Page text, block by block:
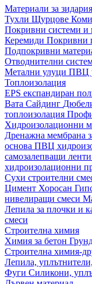
Материали за зидария
Тухли Щурцове
Покривни системи и
Керемиди Покривни
Подпокривни
Отводнителни
Метални улуци ПВЦ
Топлоизолация
EPS експандиран
Вата Сайдинг
топлоизолация
Хидроизолационни
Дренажна мембрана
основа ПВЦ
самозалепващи ленти
хидроизолационни
Сухи строителни
Цимент Хоросан
нивелиращи смеси
Лепила за плочки и
смеси
Строителна химия
Химия за бетон
Строителна химия-
Лепила,
Фуги Силикони,